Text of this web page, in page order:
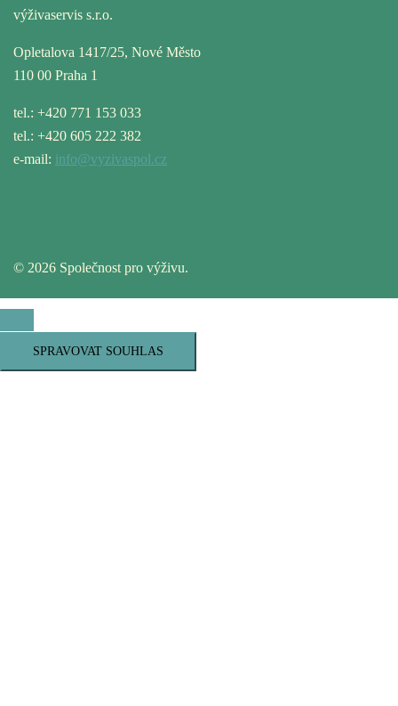
výživaservis s.r.o.
Opletalova 1417/25, Nové Město
110 00 Praha 1
tel.: +420 771 153 033
tel.: +420 605 222 382
e-mail: info@vyzivaspol.cz
© 2026 Společnost pro výživu.
SPRAVOVAT SOUHLAS